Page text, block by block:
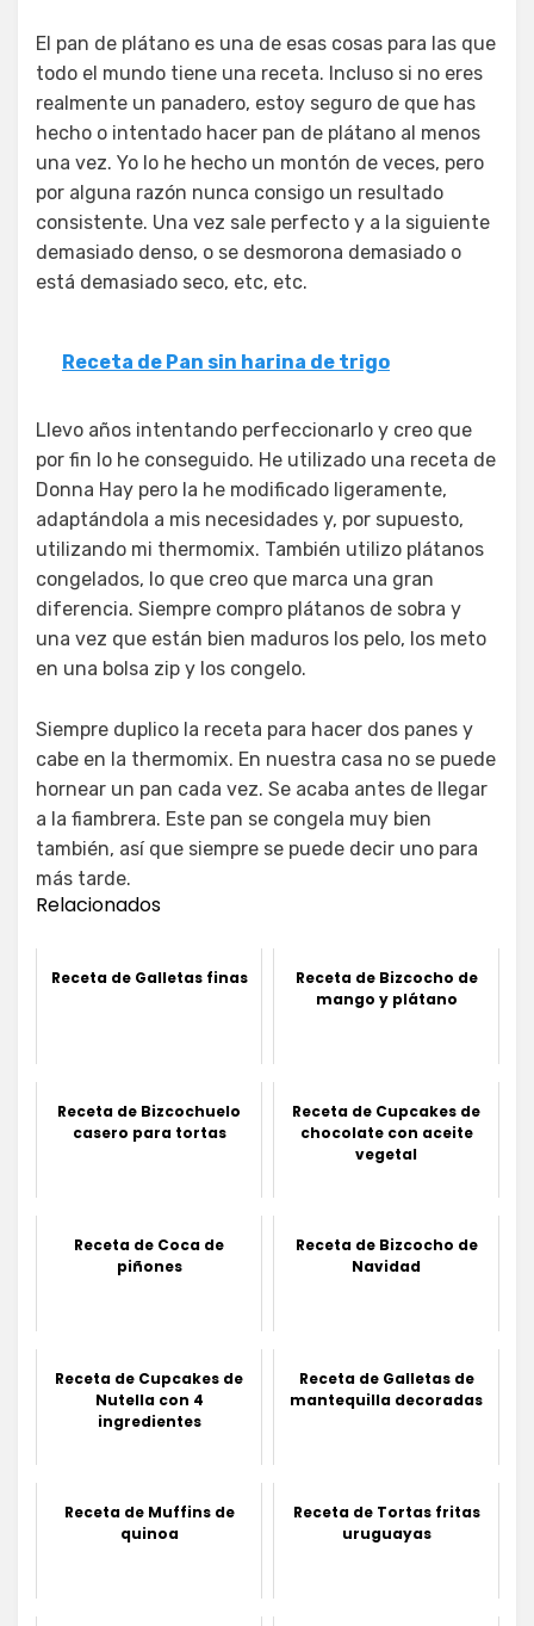
El pan de plátano es una de esas cosas para las que
todo el mundo tiene una receta. Incluso si no eres
realmente un panadero, estoy seguro de que has
hecho o intentado hacer pan de plátano al menos
una vez. Yo lo he hecho un montón de veces, pero
por alguna razón nunca consigo un resultado
consistente. Una vez sale perfecto y a la siguiente
demasiado denso, o se desmorona demasiado o
está demasiado seco, etc, etc.
Receta de Pan sin harina de trigo
Llevo años intentando perfeccionarlo y creo que
por fin lo he conseguido. He utilizado una receta de
Donna Hay pero la he modificado ligeramente,
adaptándola a mis necesidades y, por supuesto,
utilizando mi thermomix. También utilizo plátanos
congelados, lo que creo que marca una gran
diferencia. Siempre compro plátanos de sobra y
una vez que están bien maduros los pelo, los meto
en una bolsa zip y los congelo.
Siempre duplico la receta para hacer dos panes y
cabe en la thermomix. En nuestra casa no se puede
hornear un pan cada vez. Se acaba antes de llegar
a la fiambrera. Este pan se congela muy bien
también, así que siempre se puede decir uno para
más tarde.
Relacionados
Receta de Galletas finas
Receta de Bizcocho de
mango y plátano
Receta de Bizcochuelo
casero para tortas
Receta de Cupcakes de
chocolate con aceite
vegetal
Receta de Coca de
piñones
Receta de Bizcocho de
Navidad
Receta de Cupcakes de
Nutella con 4
ingredientes
Receta de Galletas de
mantequilla decoradas
Receta de Muffins de
quinoa
Receta de Tortas fritas
uruguayas